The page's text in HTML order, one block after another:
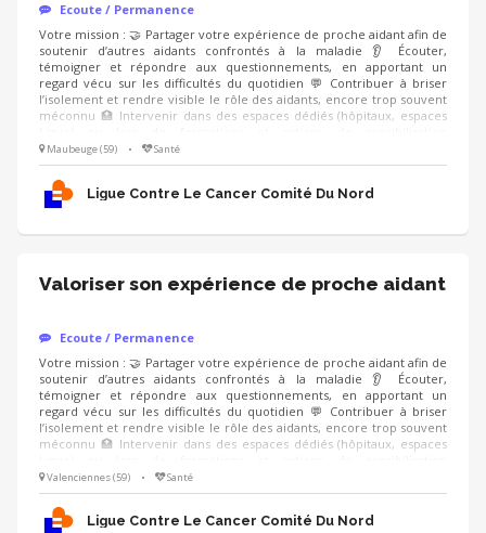
Ecoute / Permanence
Votre mission : 🤝 Partager votre expérience de proche aidant afin de
soutenir d’autres aidants confrontés à la maladie 👂 Écouter,
témoigner et répondre aux questionnements, en apportant un
regard vécu sur les difficultés du quotidien 💬 Contribuer à briser
l’isolement et rendre visible le rôle des aidants, encore trop souvent
méconnu 🏥 Intervenir dans des espaces dédiés (hôpitaux, espaces
(professionnels de santé, entreprises), en étant accompagné.e par un
modérateur formé Compétences : ❤️ Écoute bienveillante et
empathie 🗝️ Capacité à prendre du recul sur son vécu 🤐 Respect du
cadre et de la confidentialité
Maubeuge (59) • Santé
Ligue Contre Le Cancer Comité Du Nord
Valoriser son expérience de proche aidant
Ecoute / Permanence
Votre mission : 🤝 Partager votre expérience de proche aidant afin de
soutenir d’autres aidants confrontés à la maladie 👂 Écouter,
témoigner et répondre aux questionnements, en apportant un
regard vécu sur les difficultés du quotidien 💬 Contribuer à briser
l’isolement et rendre visible le rôle des aidants, encore trop souvent
méconnu 🏥 Intervenir dans des espaces dédiés (hôpitaux, espaces
(professionnels de santé, entreprises), en étant accompagné.e par un
modérateur formé Compétences : ❤️ Écoute bienveillante et
empathie 🗝️ Capacité à prendre du recul sur son vécu 🤐 Respect du
cadre et de la confidentialité
Valenciennes (59) • Santé
Ligue Contre Le Cancer Comité Du Nord